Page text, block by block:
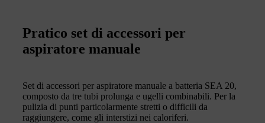
Pratico set di accessori per
aspiratore manuale
Set di accessori per aspiratore manuale a batteria SEA 20,
composto da tre tubi prolunga e ugelli combinabili. Per la
pulizia di punti particolarmente stretti o difficili da
raggiungere, come gli interstizi nei caloriferi.